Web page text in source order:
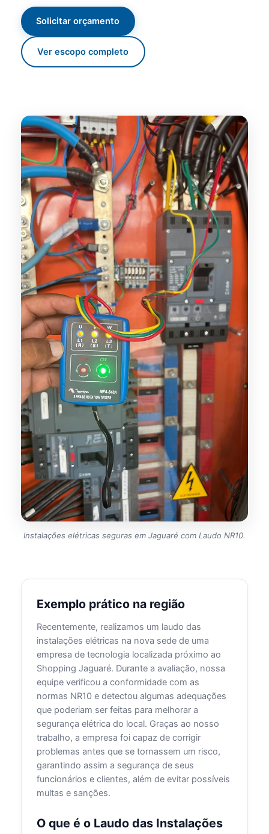
Solicitar orçamento
Ver escopo completo
Instalações elétricas seguras em Jaguaré com Laudo NR10.
Exemplo prático na região
Recentemente, realizamos um laudo das
instalações elétricas na nova sede de uma
empresa de tecnologia localizada próximo ao
Shopping Jaguaré. Durante a avaliação, nossa
equipe verificou a conformidade com as
normas NR10 e detectou algumas adequações
que poderiam ser feitas para melhorar a
segurança elétrica do local. Graças ao nosso
trabalho, a empresa foi capaz de corrigir
problemas antes que se tornassem um risco,
garantindo assim a segurança de seus
funcionários e clientes, além de evitar possíveis
multas e sanções.
O que é o Laudo das Instalações